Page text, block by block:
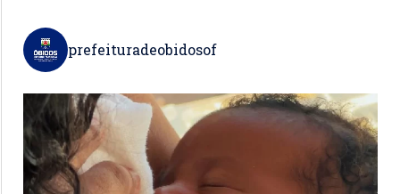
prefeituradeobidosof